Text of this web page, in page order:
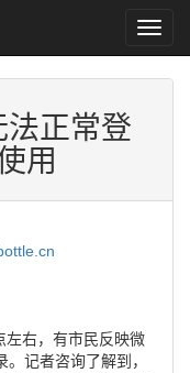
小
瓶
正常登
用
右，有市民反映微
记者咨询了解到，